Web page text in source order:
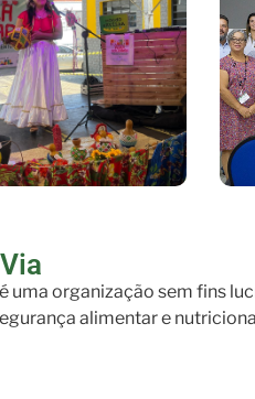
E Economia
uma organização sem fins
alimentar e